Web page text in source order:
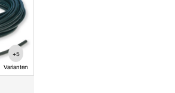
+5
Varianten